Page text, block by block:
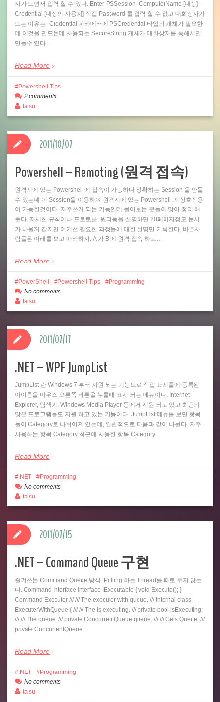
자가 뜨면서 입력 할 수 있다. Enter-PSSession -ComputerName [대상] -
Credential [대상의 사용자] 직접 Password 를 입력 할 수 없고 대화상자가
뜨는 이유는 -Credential 파라메터에 PSCredential 타입의 개체가 필요한
데 이것을 만드는데 사용되는 SecureString 개체가 대화상자를 통해서만
만들수 있다…
Read More
Powershell Tips
2 comments
talsu
Powershell – Remoting (원격 접속)
원격지에 있는 Powershell 에 접속이 가능하다 정확히는 Session 을 만들
수 있는데 이 Session을 이용하여 원격지에 있는 Powershell 과 상호작용
이 가능한것이다. 자주쓰게 되는 기능인데 물어보는 분들이 많아 정리 해
둔다. 자세한 규칙이나 프로토콜, 원리등을 설명하면 20페이지정도 문서
가 나올꺼 같지만 여기선 필요한 과정들에 대한 설명만 기록한다. 바쁜사
람들은 아래를 보고 따라하자. A 가 B 에 원격 접속 하고…
Read More
2011/10/07
PowerShell Powershell Tips
Programming
No comments
talsu
.NET – WPF JumpList
JumpList 란 Windows 7 부터 지원 되는 기능으로 작업 표시줄에 등록된
아이콘을 마우스 오른쪽 버튼을 누를때 표시 되는 메뉴이다. Internet
Explorer, 탐색기, Windows Media Player 등에서 지원 되고 있고 최근의
많은 프로그램들도 지원 하고 있는 기능이다. JumpList 메뉴를 보면 항목
들이 Category로 나뉘어져 있는데, 일반적으로 다음과 같이 나뉜다. 자주
사용하는 항목 Category 최근에 사용한 항목 Category…
Read More
2011/07/17
.NET
Programming
No comments
talsu
.NET – Command Queue 구현
즐겨쓰는 Command Queue 방식. Polling 하는 Thread를 따로 두지 않는
다. Command Interface interface IExecutable { void Execute(); }
Command Executer /// /// The executer with queue. /// internal class
ExecuterWithQueue { /// /// The is executing. /// private bool isExecuting;
/// /// The queue. /// private ConcurrentQueue queue; /// /// Gets Queue. ///
private ConcurrentQueue…
Read More
2011/07/15
.NET
Programming
No comments
talsu